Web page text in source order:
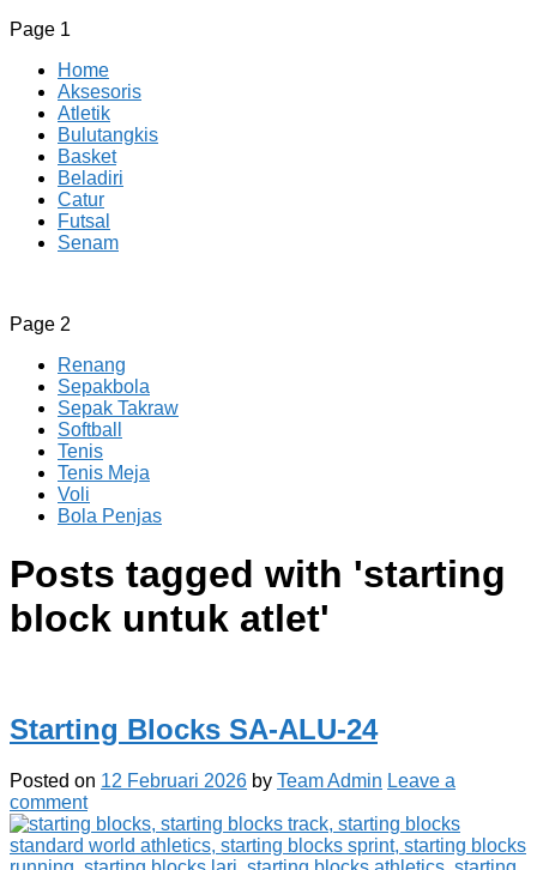
Page 1
Home
Aksesoris
Atletik
Bulutangkis
Basket
Beladiri
Catur
Futsal
Senam
CV JAYA BERSAMA Co Id
Menyediakan Semua Perlengkapan Olahraga Yang
Page 2
Renang
Sepakbola
Sepak Takraw
Softball
Tenis
Tenis Meja
Voli
Bola Penjas
Posts tagged with 'starting
block untuk atlet'
Starting Blocks SA-ALU-24
Posted on 12 Februari 2026 by Team Admin Leave a
comment